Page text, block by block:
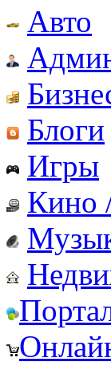
Авто
Блоги
Игры
Кино